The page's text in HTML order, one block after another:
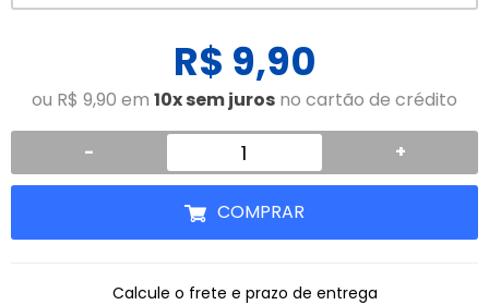
R$ 9,90
ou R$ 9,90 em 10x sem juros no cartão de crédito
- +
COMPRAR
Calcule o frete e prazo de entrega